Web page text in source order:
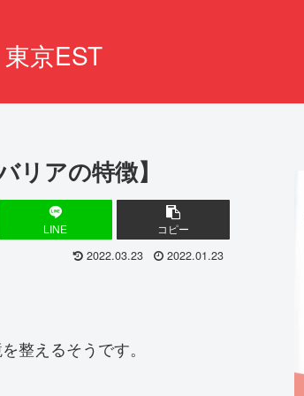
東京EST
リアの特徴】
LINE コピー
2022.03.23 2022.01.23
整えるそうです。